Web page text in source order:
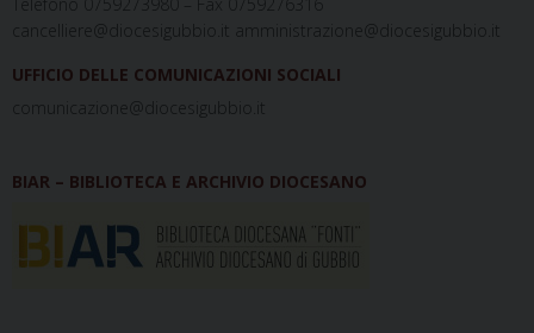
Telefono 0759273980 – Fax 0759276316
cancelliere@diocesigubbio.it amministrazione@diocesigubbio.it
UFFICIO DELLE COMUNICAZIONI SOCIALI
comunicazione@diocesigubbio.it
BIAR – BIBLIOTECA E ARCHIVIO DIOCESANO